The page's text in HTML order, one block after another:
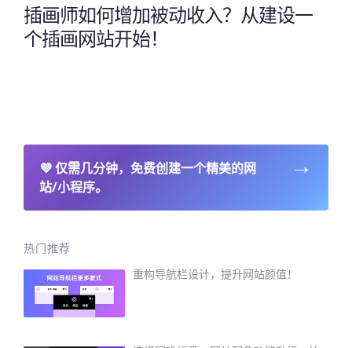
插画师如何增加被动收入？从建设一
个插画网站开始！
💜仅需几分钟，免费创建一个精美的网
站/小程序。
→
热门推荐
重构导航栏设计，提升网站颜值！